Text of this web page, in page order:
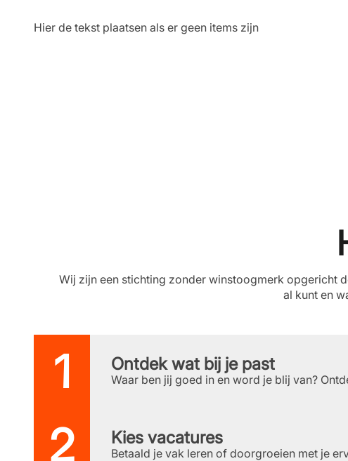
Hier de tekst plaatsen als er geen items zijn
Wij zijn een stichting zonder winstoogmerk opgericht
al kunt en
Ontdek wat bij je past
Waar ben jij goed in en word je blij van?
Kies vacatures
Betaald je vak leren of doorgroeien met je